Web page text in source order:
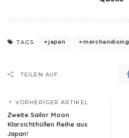
TAGS: japan merchandising
TEILEN AUF
VORHERIGER ARTIKEL
Zweite Sailor Moon
Klarsichthüllen Reihe aus
Japan!